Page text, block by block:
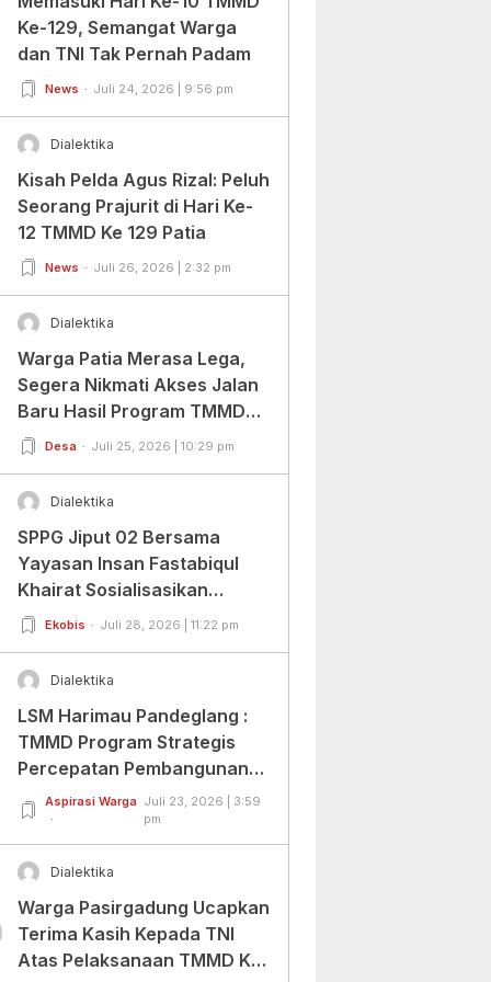
Ke-129, Semangat Warga
dan TNI Tak Pernah Padam
News Juli 24, 2026 | 9:56 pm
Dialektika
Kisah Pelda Agus Rizal: Peluh
Seorang Prajurit di Hari Ke-
12 TMMD Ke 129 Patia
News Juli 26, 2026 | 2:32 pm
Dialektika
Warga Patia Merasa Lega,
Segera Nikmati Akses Jalan
Baru Hasil Program TMMD
Ke-129 Kodim
Desa Juli 25, 2026 | 10:29 pm
Dialektika
SPPG Jiput 02 Bersama
Yayasan Insan Fastabiqul
Khairat Sosialisasikan
Aplikasi Uji Organoleptik
Ekobis Juli 28, 2026 | 11:22 pm
Dialektika
LSM Harimau Pandeglang :
TMMD Program Strategis
Percepatan Pembangunan
Infrastruktur di Wilayah
Tertinggal.
Aspirasi Warga Juli 23, 2026 | 3:59
pm
Dialektika
Warga Pasirgadung Ucapkan
Terima Kasih Kepada TNI
Atas Pelaksanaan TMMD Ke